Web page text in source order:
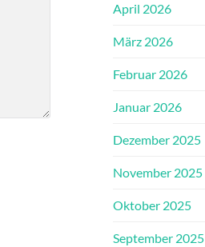
April 2026
März 2026
Februar 2026
Januar 2026
Dezember 2025
November 2025
Oktober 2025
September 2025